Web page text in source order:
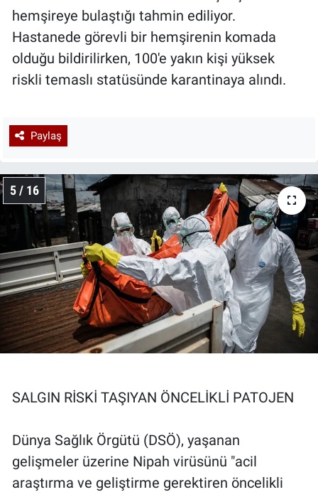
hemşireye bulaştığı tahmin ediliyor.
Hastanede görevli bir hemşirenin komada
olduğu bildirilirken, 100'e yakın kişi yüksek
riskli temaslı statüsünde karantinaya alındı.
Paylaş
5 / 16
SALGIN RİSKİ TAŞIYAN ÖNCELİKLİ PATOJEN
Dünya Sağlık Örgütü (DSÖ), yaşanan
gelişmeler üzerine Nipah virüsünü "acil
araştırma ve geliştirme gerektiren öncelikli